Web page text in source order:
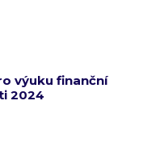
výuku finanční
2024